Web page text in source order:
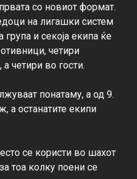
со новиот формат.
на лигашки систем
група и секоја екипа ќе
четири
четири во гости.
понатаму, а од 9.
а останатите екипи
се користи во шахот
тоа колку поени се